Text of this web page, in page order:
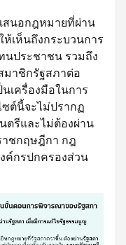
สนอกฎหมายที่ผ่าน
เห็นถึงกระบวนการ
ประชาชน รวมถึง
มาชิกรัฐสภาต่อ
เครื่องมือในการ
ต์นี้จะไม่ปรากฏ
รีและไม่ต้องผ่าน
าชกฤษฎีกา กฎ
ค์กรปกครองส่วน